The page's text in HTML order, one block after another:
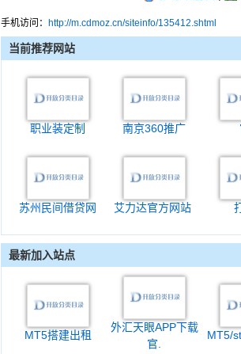
手机访问： http://m.cdmoz.cn/siteinfo/135412.shtml
当前推荐网站
职业装定制 南京360推广
苏州民间借贷网 艾力达官方网站
最新加入站点
MT5搭建出租
外汇天眼APP下载
官.
MT5/